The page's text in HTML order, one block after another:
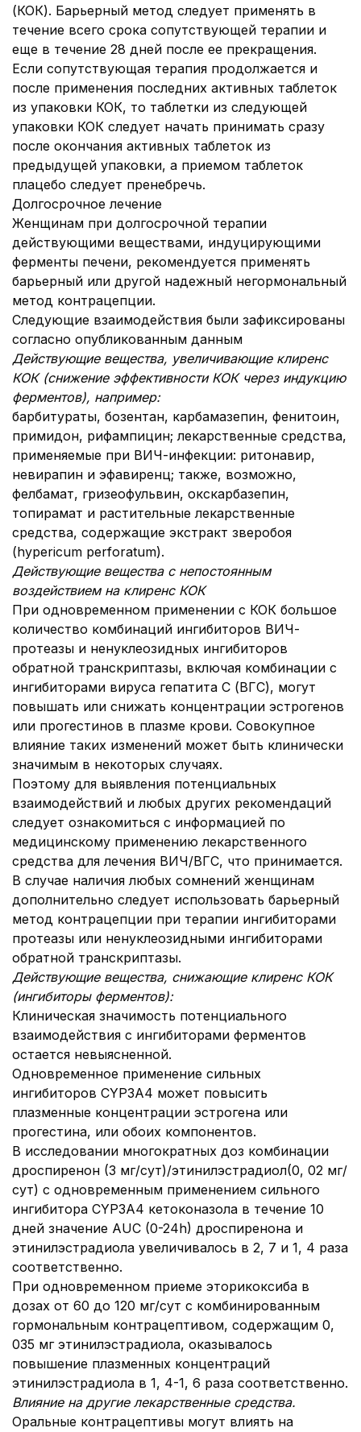
(КОК). Барьерный метод следует применять в
течение всего срока сопутствующей терапии и
еще в течение 28 дней после ее прекращения.
Если сопутствующая терапия продолжается и
после применения последних активных таблеток
из упаковки КОК, то таблетки из следующей
упаковки КОК следует начать принимать сразу
после окончания активных таблеток из
предыдущей упаковки, а приемом таблеток
плацебо следует пренебречь.
Долгосрочное лечение
Женщинам при долгосрочной терапии
действующими веществами, индуцирующими
ферменты печени, рекомендуется применять
барьерный или другой надежный негормональный
метод контрацепции.
Следующие взаимодействия были зафиксированы
согласно опубликованным данным
Действующие вещества, увеличивающие клиренс
КОК (снижение эффективности КОК через индукцию
ферментов), например:
барбитураты, бозентан, карбамазепин, фенитоин,
примидон, рифампицин; лекарственные средства,
применяемые при ВИЧ-инфекции: ритонавир,
невирапин и эфавиренц; также, возможно,
фелбамат, гризеофульвин, окскарбазепин,
топирамат и растительные лекарственные
средства, содержащие экстракт зверобоя
(hypericum perforatum).
Действующие вещества с непостоянным
воздействием на клиренс КОК
При одновременном применении с КОК большое
количество комбинаций ингибиторов ВИЧ-
протеазы и ненуклеозидных ингибиторов
обратной транскриптазы, включая комбинации с
ингибиторами вируса гепатита С (ВГС), могут
повышать или снижать концентрации эстрогенов
или прогестинов в плазме крови. Совокупное
влияние таких изменений может быть клинически
значимым в некоторых случаях.
Поэтому для выявления потенциальных
взаимодействий и любых других рекомендаций
следует ознакомиться с информацией по
медицинскому применению лекарственного
средства для лечения ВИЧ/ВГС, что принимается.
В случае наличия любых сомнений женщинам
дополнительно следует использовать барьерный
метод контрацепции при терапии ингибиторами
протеазы или ненуклеозидными ингибиторами
обратной транскриптазы.
Действующие вещества, снижающие клиренс КОК
(ингибиторы ферментов):
Клиническая значимость потенциального
взаимодействия с ингибиторами ферментов
остается невыясненной.
Одновременное применение сильных
ингибиторов CYP3A4 может повысить
плазменные концентрации эстрогена или
прогестина, или обоих компонентов.
В исследовании многократных доз комбинации
дроспиренон (3 мг/сут)/этинилэстрадиол(0, 02 мг/
сут) с одновременным применением сильного
ингибитора CYP3A4 кетоконазола в течение 10
дней значение AUC (0-24h) дроспиренона и
этинилэстрадиола увеличивалось в 2, 7 и 1, 4 раза
соответственно.
При одновременном приеме эторикоксиба в
дозах от 60 до 120 мг/сут с комбинированным
гормональным контрацептивом, содержащим 0,
035 мг этинилэстрадиола, оказывалось
повышение плазменных концентраций
этинилэстрадиола в 1, 4-1, 6 раза соответственно.
Влияние на другие лекарственные средства.
Оральные контрацептивы могут влиять на